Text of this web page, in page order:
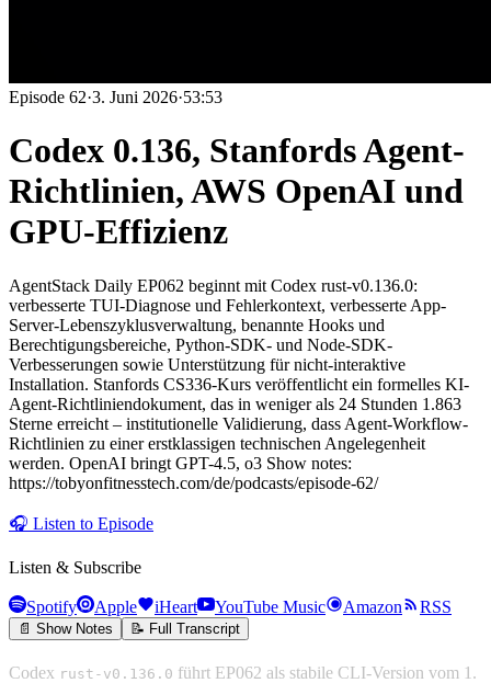
Episode 62·3. Juni 2026·53:53
Codex 0.136, Stanfords Agent-
Richtlinien, AWS OpenAI und
GPU-Effizienz
AgentStack Daily EP062 beginnt mit Codex rust-v0.136.0:
verbesserte TUI-Diagnose und Fehlerkontext, verbesserte App-
Server-Lebenszyklusverwaltung, benannte Hooks und
Berechtigungsbereiche, Python-SDK- und Node-SDK-
Verbesserungen sowie Unterstützung für nicht-interaktive
Installation. Stanfords CS336-Kurs veröffentlicht ein formelles KI-
Agent-Richtliniendokument, das in weniger als 24 Stunden 1.863
Sterne erreicht – institutionelle Validierung, dass Agent-Workflow-
Richtlinien zu einer erstklassigen technischen Angelegenheit
werden. OpenAI bringt GPT-4.5, o3 Show notes:
https://tobyonfitnesstech.com/de/podcasts/episode-62/
🎧 Listen to Episode
Listen & Subscribe
Spotify Apple iHeart YouTube Music Amazon RSS
📄 Show Notes 📝 Full Transcript
Codex rust-v0.136.0 führt EP062 als stabile CLI-Version vom 1.